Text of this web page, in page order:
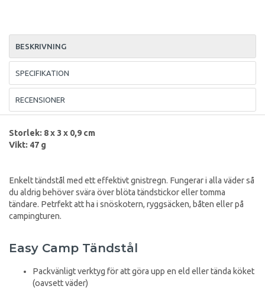
BESKRIVNING
SPECIFIKATION
RECENSIONER
Storlek: 8 x 3 x 0,9 cm
Vikt: 47 g
Enkelt tändstål med ett effektivt gnistregn. Fungerar i alla väder så
du aldrig behöver svära över blöta tändstickor eller tomma
tändare. Petrfekt att ha i snöskotern, ryggsäcken, båten eller på
campingturen.
Easy Camp Tändstål
Packvänligt verktyg för att göra upp en eld eller tända köket
(oavsett väder)